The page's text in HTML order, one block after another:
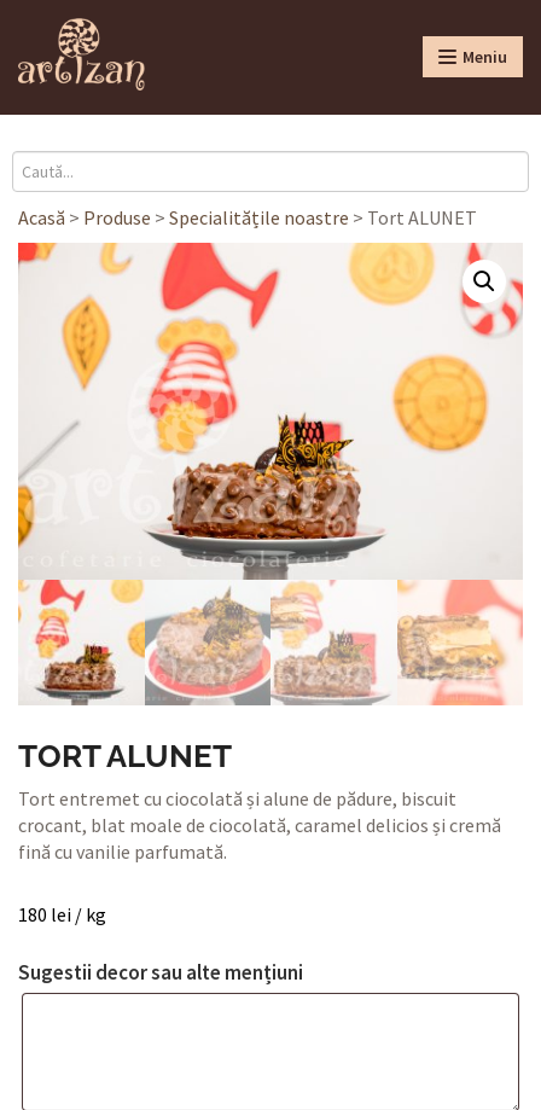
Meniu
Acasă > Produse > Specialitățile noastre > Tort ALUNET
TORT ALUNET
Tort entremet cu ciocolată și alune de pădure, biscuit
crocant, blat moale de ciocolată, caramel delicios și cremă
fină cu vanilie parfumată.
180 lei / kg
Sugestii decor sau alte mențiuni